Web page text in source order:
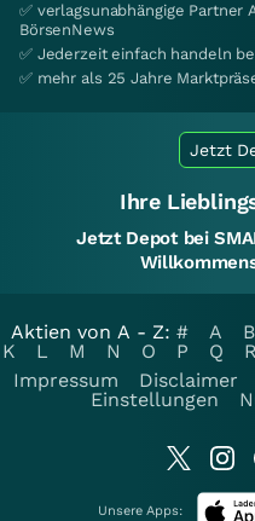
✅ verlagsunabhängige Partner
BörsenNews
✅ Jederzeit einfach handeln
✅ mehr als 25 Jahre
Jetzt
Ihre
Jetzt Depot bei
Aktien von A - Z: # A B
K
L M N O P Q R
Impressum
Disclaimer
Einstellungen
Unsere Apps: